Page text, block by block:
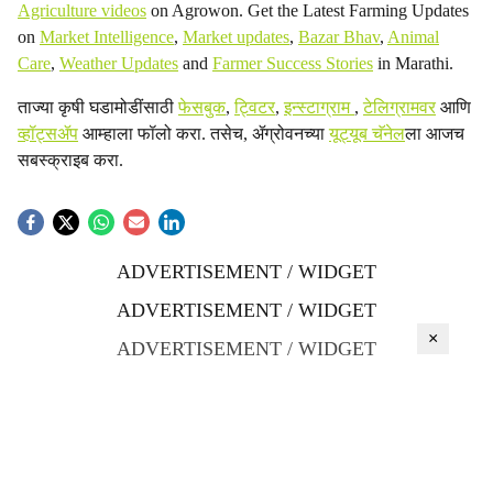
Agriculture videos on Agrowon. Get the Latest Farming Updates
on Market Intelligence, Market updates, Bazar Bhav, Animal
Care, Weather Updates and Farmer Success Stories in Marathi.
ताज्या कृषी घडामोडींसाठीफेसबुक,ट्विटर,इन्स्टाग्राम ,टेलिग्रामवरआणि
व्हॉट्सॲप आम्हाला फॉलो करा. तसेच, ॲग्रोवनच्यायूट्यूब चॅनेलला आजच
सबस्क्राइब करा.
ADVERTISEMENT / WIDGET
ADVERTISEMENT / WIDGET
ADVERTISEMENT / WIDGET
×